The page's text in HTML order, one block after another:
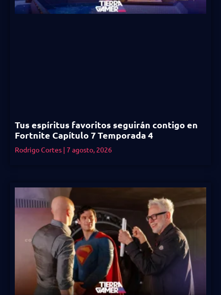
Tus espíritus favoritos seguirán contigo en
Fortnite Capítulo 7 Temporada 4
Rodrigo Cortes 7 agosto, 2026